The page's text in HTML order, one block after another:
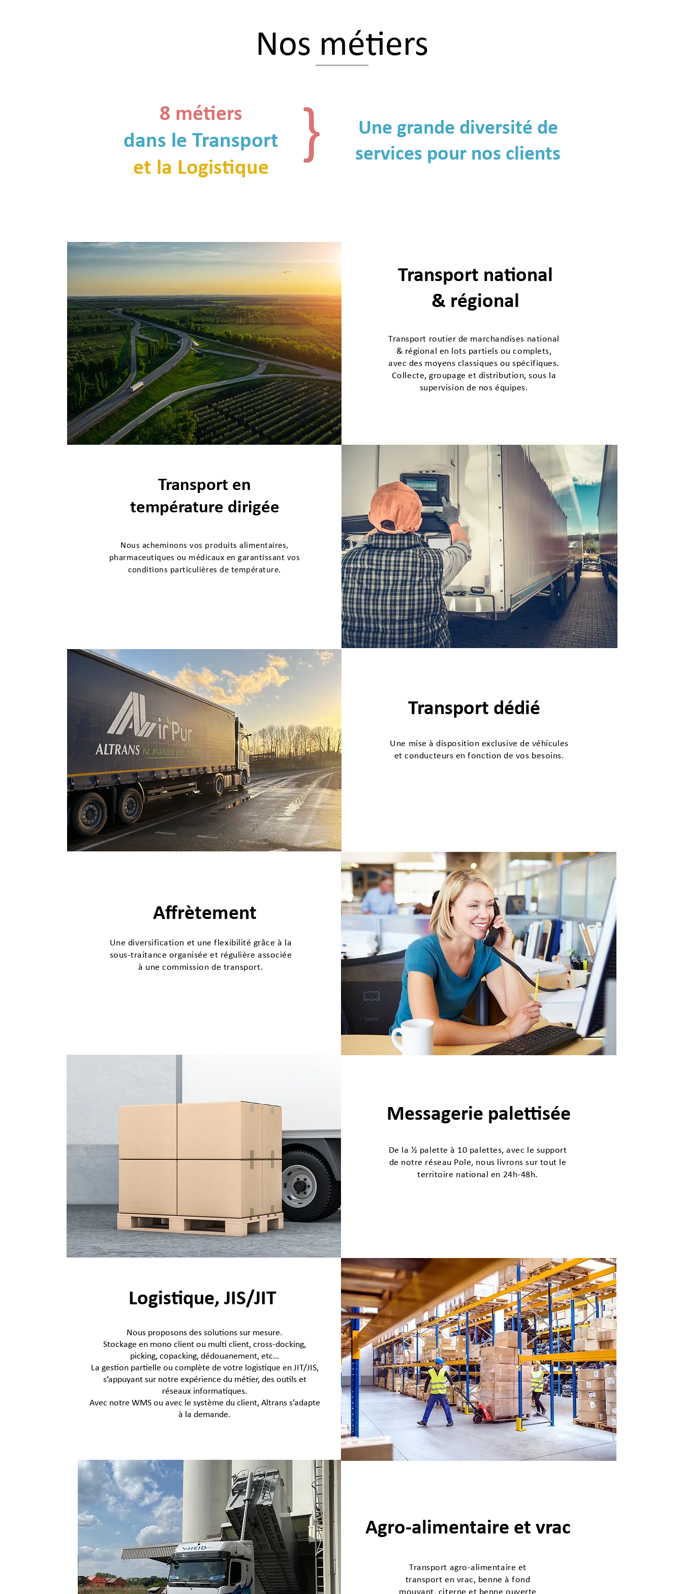
Nos métiers
}
8 métiers
dans le Transport
et la Logistique
Une grande diversité de
services pour nos clients
Transport en
température dirigée
Nous acheminons vos produits alimentaires,
pharmaceutiques ou médicaux en garantissant vos
conditions particulières de température.
Transport national
& régional
Transport routier de marchandises national
& régional en lots partiels ou complets,
avec des moyens classiques ou spécifiques.
Collecte, groupage et distribution, sous la
supervision de nos équipes.
Transport dédié
Une mise à disposition exclusive de véhicules
et conducteurs en fonction de vos besoins.
Affrètement
Une diversification et une flexibilité grâce à la
sous-traitance organisée et régulière associée
à une commission de transport.
Logistique, JIS/JIT
Nous proposons des solutions sur mesure.
Stockage en mono client ou multi client, cross-docking,
picking, copacking, dédouanement, etc…
La gestion partielle ou complète de votre logistique en JIT/JIS,
s’appuyant sur notre expérience du métier, des outils et
réseaux informatiques.
Avec notre WMS ou avec le système du client, Altrans s’adapte
à la demande.
Messagerie palettisée
De la ½ palette à 10 palettes, avec le support
de notre réseau Pole, nous livrons sur tout le
territoire national en 24h-48h.
Agro-alimentaire et vrac
Transport agro-alimentaire et
transport en vrac, benne à fond